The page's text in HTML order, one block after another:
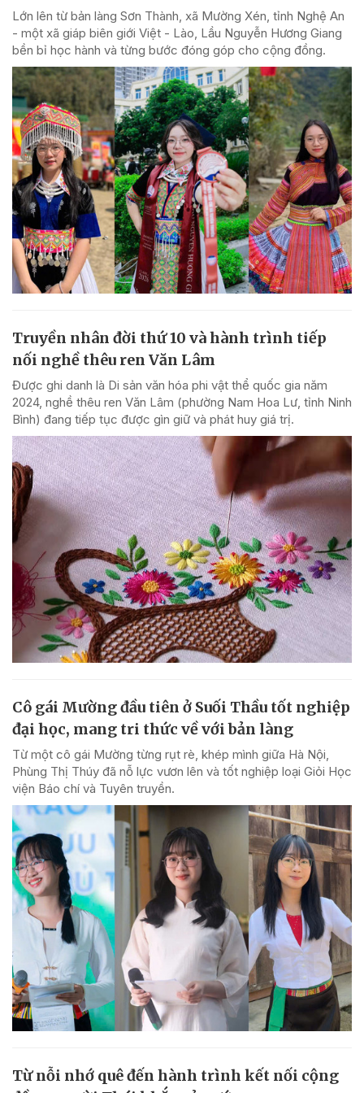
Lớn lên từ bản làng Sơn Thành, xã Mường Xén, tỉnh Nghệ An
- một xã giáp biên giới Việt - Lào, Lầu Nguyễn Hương Giang
bền bỉ học hành và từng bước đóng góp cho cộng đồng.
Truyền nhân đời thứ 10 và hành trình tiếp
nối nghề thêu ren Văn Lâm
Được ghi danh là Di sản văn hóa phi vật thể quốc gia năm
2024, nghề thêu ren Văn Lâm (phường Nam Hoa Lư, tỉnh Ninh
Bình) đang tiếp tục được gìn giữ và phát huy giá trị.
Cô gái Mường đầu tiên ở Suối Thầu tốt nghiệp
đại học, mang tri thức về với bản làng
Từ một cô gái Mường từng rụt rè, khép mình giữa Hà Nội,
Phùng Thị Thúy đã nỗ lực vươn lên và tốt nghiệp loại Giỏi Học
viện Báo chí và Tuyên truyền.
Từ nỗi nhớ quê đến hành trình kết nối cộng